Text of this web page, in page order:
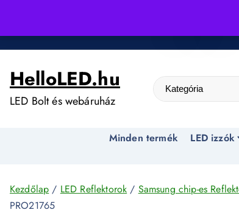
i
HelloLED.hu
LED Bolt és webáruház
Minden termék LED izzók
Kezdőlap / LED Reflektorok / Samsung chip-es
PRO21765